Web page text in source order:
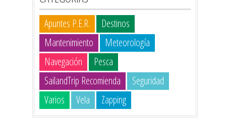
Apuntes P.E.R.
Destinos
Mantenimiento
Meteorología
Navegación
Pesca
SailandTrip Recomienda
Seguridad
Varios
Vela Zapping